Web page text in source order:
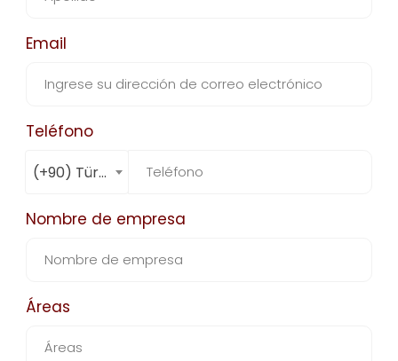
Email
Teléfono
(+90) Türkiye
Nombre de empresa
Áreas